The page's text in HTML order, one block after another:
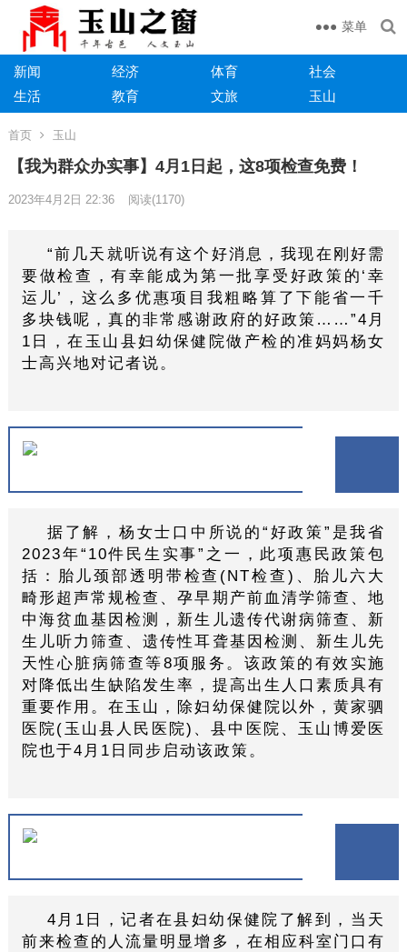
菜单
新闻 经济 体育
社会
生活
教育 文旅 玉山
首页 玉山
【我为群众办实事】4月1日起，这8项检查免费！
2023年4月2日 22:36 阅读(1170)
“前几天就听说有这个好消息，我现在刚好需
要做检查，有幸能成为第一批享受好政策的‘幸
运儿’，这么多优惠项目我粗略算了下能省一千
多块钱呢，真的非常感谢政府的好政策……”4月
1日，在玉山县妇幼保健院做产检的准妈妈杨女
士高兴地对记者说。
据了解，杨女士口中所说的“好政策”是我省
2023年“10件民生实事”之一，此项惠民政策包
括：胎儿颈部透明带检查(NT检查)、胎儿六大
畸形超声常规检查、孕早期产前血清学筛查、地
中海贫血基因检测，新生儿遗传代谢病筛查、新
生儿听力筛查、遗传性耳聋基因检测、新生儿先
天性心脏病筛查等8项服务。该政策的有效实施
对降低出生缺陷发生率，提高出生人口素质具有
重要作用。在玉山，除妇幼保健院以外，黄家驷
医院(玉山县人民医院)、县中医院、玉山博爱医
院也于4月1日同步启动该政策。
4月1日，记者在县妇幼保健院了解到，当天
前来检查的人流量明显增多，在相应科室门口有